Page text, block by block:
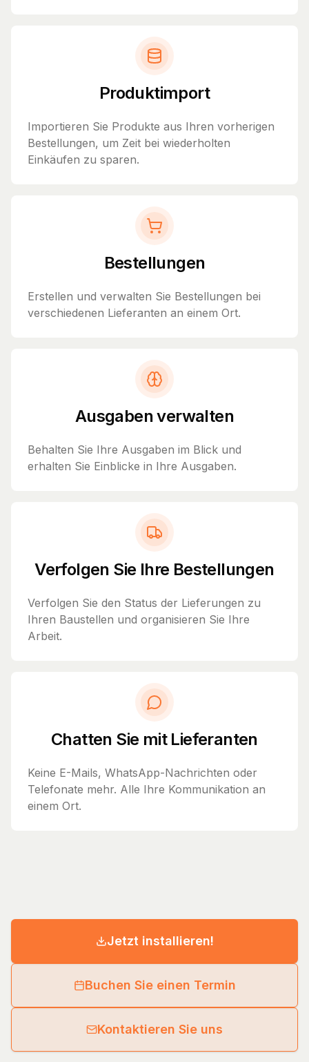
Produktimport
Importieren Sie Produkte aus Ihren vorherigen
Bestellungen, um Zeit bei wiederholten
Einkäufen zu sparen.
Bestellungen
Erstellen und verwalten Sie Bestellungen bei
verschiedenen Lieferanten an einem Ort.
Ausgaben verwalten
Behalten Sie Ihre Ausgaben im Blick und
erhalten Sie Einblicke in Ihre Ausgaben.
Verfolgen Sie Ihre Bestellungen
Verfolgen Sie den Status der Lieferungen zu
Ihren Baustellen und organisieren Sie Ihre
Arbeit.
Chatten Sie mit Lieferanten
Keine E-Mails, WhatsApp-Nachrichten oder
Telefonate mehr. Alle Ihre Kommunikation an
einem Ort.
Jetzt installieren!
Buchen Sie einen Termin
Kontaktieren Sie uns